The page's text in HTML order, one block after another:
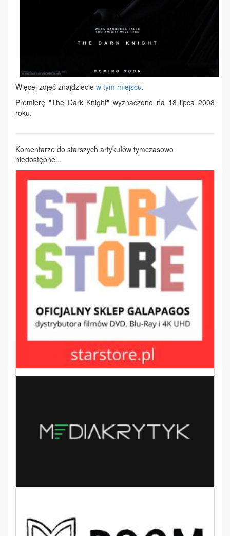
Więcej zdjęć znajdziecie w tym miejscu.
Premierę "The Dark Knight" wyznaczono na 18 lipca 2008
roku.
Komentarze do starszych artykułów tymczasowo
niedostępne...